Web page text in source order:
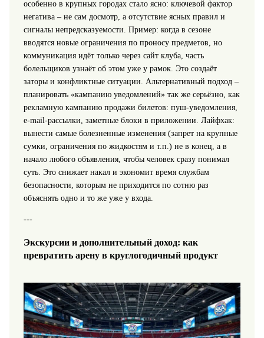
особенно в крупных городах стало ясно: ключевой фактор
негатива – не сам досмотр, а отсутствие ясных правил и
сигналы непредсказуемости. Пример: когда в сезоне
вводятся новые ограничения по проносу предметов, но
коммуникация идёт только через сайт клуба, часть
болельщиков узнаёт об этом уже у рамок. Это создаёт
заторы и конфликтные ситуации. Альтернативный подход –
планировать «кампанию уведомлений» так же серьёзно, как
рекламную кампанию продажи билетов: пуш-уведомления,
e-mail-рассылки, заметные блоки в приложении. Лайфхак:
вынести самые болезненные изменения (запрет на крупные
сумки, ограничения по жидкостям и т.п.) не в конец, а в
начало любого объявления, чтобы человек сразу понимал
суть. Это снижает накал и экономит время службам
безопасности, которым не приходится по сотню раз
объяснять одно и то же уже у входа.
---
Экскурсии и дополнительный доход: как
превратить арену в круглогодичный продукт